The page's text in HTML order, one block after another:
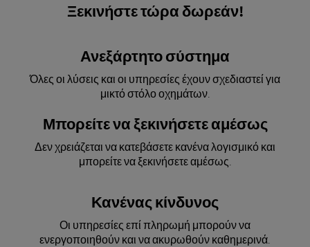
Ξεκινήστε τώρα δωρεάν!
Ανεξάρτητο σύστημα
Όλες οι λύσεις και οι υπηρεσίες έχουν σχεδιαστεί για
μικτό στόλο οχημάτων.
Μπορείτε να ξεκινήσετε αμέσως
Δεν χρειάζεται να κατεβάσετε κανένα λογισμικό και
μπορείτε να ξεκινήσετε αμέσως.
Κανένας κίνδυνος
Οι υπηρεσίες επί πληρωμή μπορούν να
ενεργοποιηθούν και να ακυρωθούν καθημερινά.